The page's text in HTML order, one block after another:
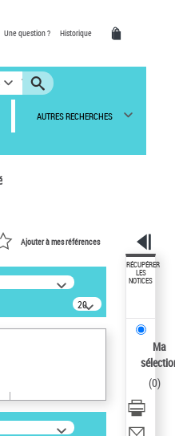
Une question ? Historique
AUTRES RECHERCHES
Ajouter à mes références
20
résultats/page
RÉCUPÉRER
LES
NOTICES
Ma
(0)